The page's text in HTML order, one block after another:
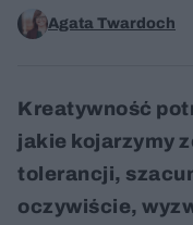
Agata Twardoch
Kreatywność
jakie kojarzymy
tolerancji,
oczywiście,